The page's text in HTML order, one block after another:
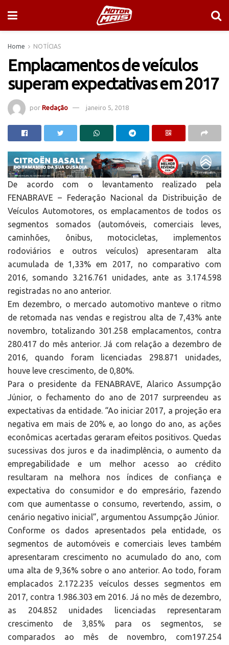
Home NOTÍCIAS
Emplacamentos de veículos
superam expectativas em 2017
por Redação janeiro 5, 2018
De acordo com o levantamento realizado pela
FENABRAVE – Federação Nacional da Distribuição de
Veículos Automotores, os emplacamentos de todos os
segmentos somados (automóveis, comerciais leves,
caminhões, ônibus, motocicletas, implementos
rodoviários e outros veículos) apresentaram alta
acumulada de 1,33% em 2017, no comparativo com
2016, somando 3.216.761 unidades, ante as 3.174.598
registradas no ano anterior.
Em dezembro, o mercado automotivo manteve o ritmo
de retomada nas vendas e registrou alta de 7,43% ante
novembro, totalizando 301.258 emplacamentos, contra
280.417 do mês anterior. Já com relação a dezembro de
2016, quando foram licenciadas 298.871 unidades,
houve leve crescimento, de 0,80%.
Para o presidente da FENABRAVE, Alarico Assumpção
Júnior, o fechamento do ano de 2017 surpreendeu as
expectativas da entidade. “Ao iniciar 2017, a projeção era
negativa em mais de 20% e, ao longo do ano, as ações
econômicas acertadas geraram efeitos positivos. Quedas
sucessivas dos juros e da inadimplência, o aumento da
empregabilidade e um melhor acesso ao crédito
resultaram na melhora nos índices de confiança e
expectativa do consumidor e do empresário, fazendo
com que aumentasse o consumo, revertendo, assim, o
cenário negativo inicial”, argumentou Assumpção Júnior.
Conforme os dados apresentados pela entidade, os
segmentos de automóveis e comerciais leves também
apresentaram crescimento no acumulado do ano, com
uma alta de 9,36% sobre o ano anterior. Ao todo, foram
emplacados 2.172.235 veículos desses segmentos em
2017, contra 1.986.303 em 2016. Já no mês de dezembro,
as 204.852 unidades licenciadas representaram
crescimento de 3,85% para os segmentos, se
comparados ao mês de novembro, com197.254